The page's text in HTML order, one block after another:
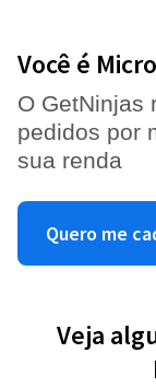
Você é
O GetNinjas
pedidos por
sua renda
Quero me
Veja